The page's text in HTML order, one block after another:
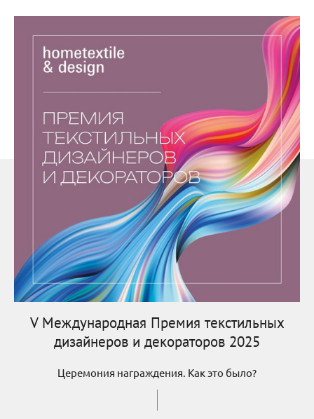
V Международная Премия текстильных
дизайнеров и декораторов 2025
Церемония награждения. Как это было?